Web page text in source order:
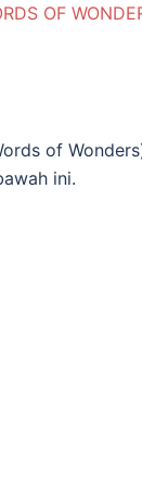
OF
of
ini.